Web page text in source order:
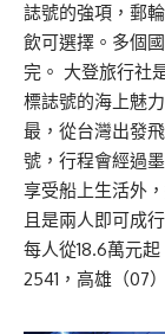
誌號的強項，郵
飲可選擇。多個
完。 大登旅行社
標誌號的海上魅
最，從台灣出發
號，行程會經過
享受船上生活外
且是兩人即可成
每人從18.6萬元
2541，高雄（07